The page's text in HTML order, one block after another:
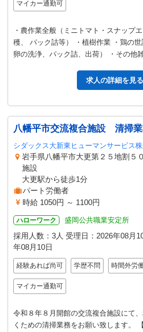
マイカー通勤可
・農作業全般（ミニトマト・スナップ
穫、 パック詰等） ・植樹作業 ・鶏の
卵の洗浄、パック詰、出荷） ・その他
求人の詳細を見る
八幡平市交流複合施設 清掃
シダックス大新東ヒューマンサービス
岩手県八幡平市大更第２５地割
施設
大更駅から徒歩1分
パート労働者
時給 1050円 ～ 1100円
ハローワーク 盛岡公共職業安定所
採用人数：3人 受理日： 2026年08月
年08月10日
経験あれば尚可 学歴不問 時間外労
マイカー通勤可
令和８年８月開館の交流複合施設にて
くための清掃業務をお願い致します。